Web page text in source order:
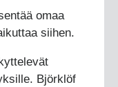
omaa
siihen.
Björklöf